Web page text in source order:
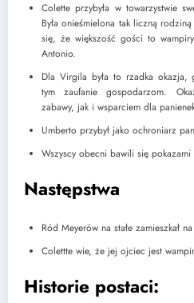
Colette przybyła w towarzystwie
Była onieśmielona tak liczną
się, że większość gości to
Antonio.
Dla Virgila była to rzadka okazja,
tym zaufanie gospodarzom.
zabawy, jak i wsparciem dla
Umberto przybył jako ochroniarz
Wszyscy obecni bawili się pokazami
Następstwa
Ród Meyerów na stałe zamieszkał
Colettte wie, że jej ojciec jest
Historie postaci: